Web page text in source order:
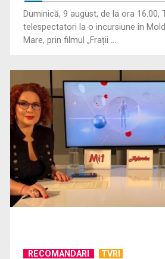
Federația SANITAS suspendă
sistemul sanitar
Duminică, 9 august, de la ora 16.00,
telespectatori la o incursiune în
Mare, prin filmul „Frații ...
RECOMANDARI TVRI